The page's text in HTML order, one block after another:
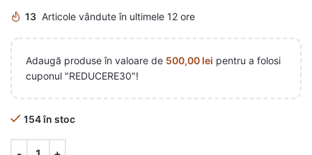
13 Articole vândute în ultimele 12 ore
Adaugă produse în valoare de 500,00 lei pentru a folosi
cuponul "REDUCERE30"!
154 în stoc